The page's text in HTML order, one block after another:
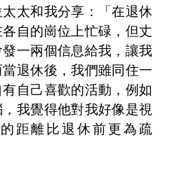
太和我分享：「在退休
自的崗位上忙碌，但丈
一兩個信息給我，讓我
退休後，我們雖同住一
自己喜歡的活動，例如
我覺得他對我好像是視
距離比退休前更為疏